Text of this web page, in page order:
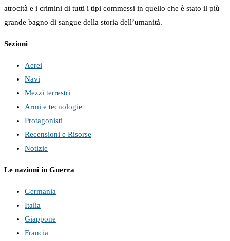
atrocità e i crimini di tutti i tipi commessi in quello che è stato il più
grande bagno di sangue della storia dell’umanità.
Sezioni
Aerei
Navi
Mezzi terrestri
Armi e tecnologie
Protagonisti
Recensioni e Risorse
Notizie
Le nazioni in Guerra
Germania
Italia
Giappone
Francia